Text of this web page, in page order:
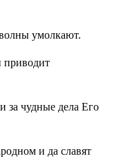
умолкают.
приводит
за чудные дела Его
и да славят